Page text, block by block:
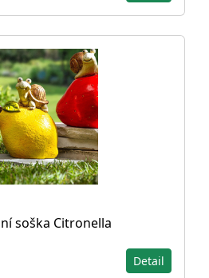
soška Citronella
Detail